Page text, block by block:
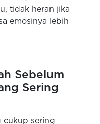
tidak heran jika
emosinya lebih
Sebelum
Sering
cukup sering